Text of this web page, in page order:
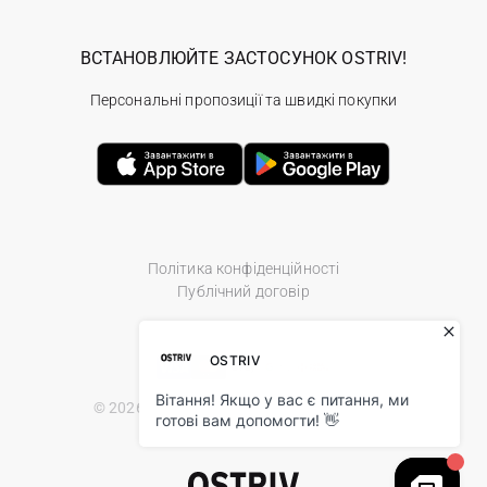
Політика конфіденційності
Публічний договір
© 2026 Ostriv.ua Store. All Rights Reserved.
ВСТАНОВЛЮЙТЕ ЗАСТОСУНОК OSTRIV!
Персональні пропозиції та швидкі покупки